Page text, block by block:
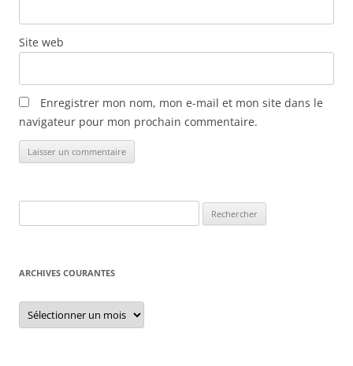
e
s
Site web
Enregistrer mon nom, mon e-mail et mon site dans le
navigateur pour mon prochain commentaire.
ARCHIVES COURANTES
Archives
courantes